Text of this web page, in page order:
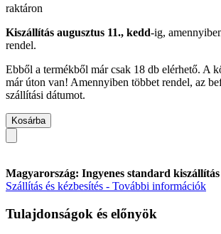
raktáron
Kiszállítás augusztus 11., kedd-ig,
rendel.
Ebből a termékből már csak 18 db elérhető. A
már úton van! Amennyiben többet rendel, az
szállítási dátumot.
Kosárba
Magyarország: Ingyenes standard kiszállítás
Szállítás és kézbesítés - További információk
Tulajdonságok és előnyök